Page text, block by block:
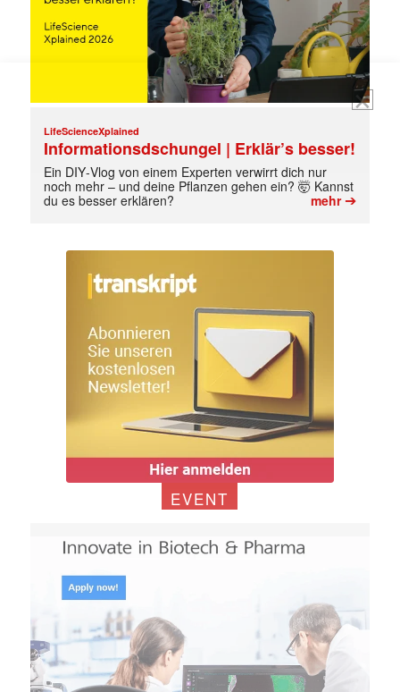
LifeScienceXplained
Informationsdschungel | Erklär’s besser!
Ein DIY‑Vlog von einem Experten verwirrt dich nur
noch mehr – und deine Pflanzen gehen ein? 🤯 Kannst
du es besser erklären?
mehr➔
EVENT